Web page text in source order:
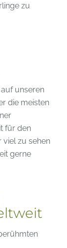
zu
unseren
die meisten
für den
viel zu sehen
gerne